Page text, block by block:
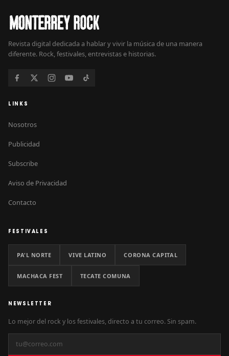
Revista digital dedicada a hablar y vivir la música de una manera
diferente. Rock, festivales, entrevistas e historias.
LINKS
Nosotros
Publicidad
Subscribe
Aviso de Privacidad
Contacto
FESTIVALES
PA'L NORTE VIVE LATINO CORONA CAPITAL
MACHACA FEST TECATE COMUNA
NEWSLETTER
Lo mejor del rock y los festivales, directo a tu correo. Sin spam.